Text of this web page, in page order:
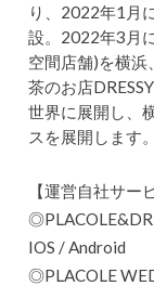
り、2022年1月
設。2022年3月
空間店舗)を横浜
茶のお店
世界に展開し、
スを展開します。
【運営自社サー
IOS / Android
◎PLACOLE